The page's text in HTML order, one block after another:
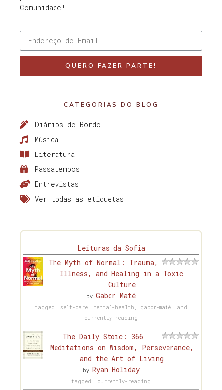
Comunidade!
QUERO FAZER PARTE!
CATEGORIAS DO BLOG
Diários de Bordo
Música
Literatura
Passatempos
Entrevistas
Ver todas as etiquetas
Leituras da Sofia
The Myth of Normal: Trauma,
Illness, and Healing in a Toxic
Culture
by Gabor Maté
tagged: self-care, mental-health, gabor-maté, and
currently-reading
The Daily Stoic: 366
Meditations on Wisdom, Perseverance,
and the Art of Living
by Ryan Holiday
tagged: currently-reading